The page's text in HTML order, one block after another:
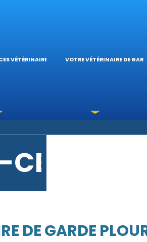
VÉTÉRINAIRES
UNE
VOTRE VÉTÉRINAIRE DE GARDE
DE GARDE